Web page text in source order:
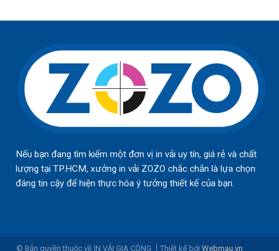
Nếu bạn đang tìm kiếm một đơn vị in vải uy tín, giá rẻ và chất
lượng tại TP.HCM, xưởng in vải ZOZO chắc chắn là lựa chọn
đáng tin cậy để hiện thực hóa ý tưởng thiết kế của bạn.
© Bản quyền thuộc về IN VẢI GIA CÔNG Thiết kế bởi Webmau.vn